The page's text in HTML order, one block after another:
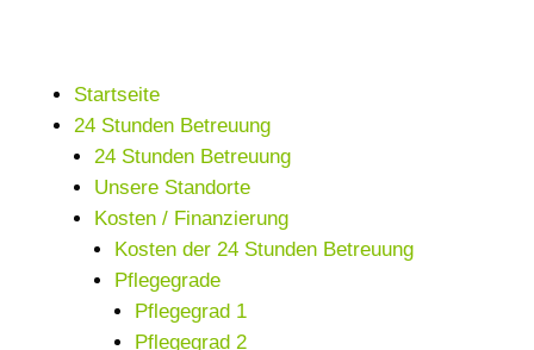
Startseite
24 Stunden Betreuung
24 Stunden Betreuung
Unsere Standorte
Kosten / Finanzierung
Kosten der 24 Stunden Betreuung
Pflegegrade
Pflegegrad 1
Pflegegrad 2